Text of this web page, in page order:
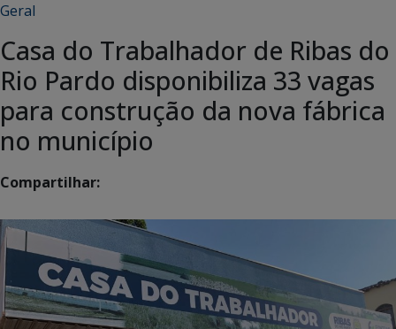
Geral
Casa do Trabalhador de Ribas do
Rio Pardo disponibiliza 33 vagas
para construção da nova fábrica
no município
Compartilhar: